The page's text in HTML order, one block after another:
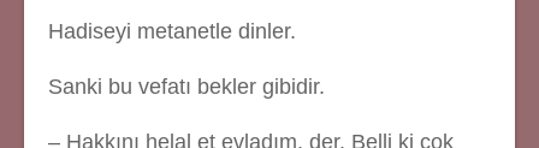
Hadiseyi metanetle dinler.
Sanki bu vefatı bekler gibidir.
– Hakkını helal et evladım, der. Belli ki çok